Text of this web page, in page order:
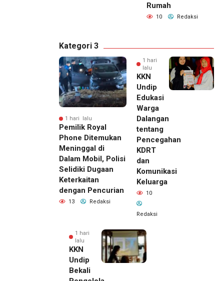
Rumah
10 Redaksi
Kategori 3
1 hari lalu
Pemilik Royal
Phone Ditemukan
Meninggal di
Dalam Mobil, Polisi
Selidiki Dugaan
Keterkaitan
dengan Pencurian
13 Redaksi
1 hari
lalu
KKN
Undip
Edukasi
Warga
Dalangan
tentang
Pencegahan
KDRT
dan
Komunikasi
Keluarga
10
Redaksi
1 hari
lalu
KKN
Undip
Bekali